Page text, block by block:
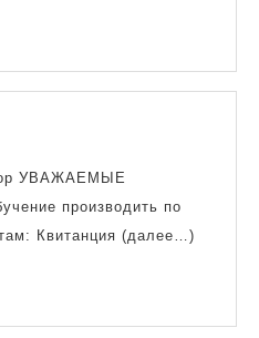
УВАЖАЕМЫЕ
производить по
Квитанция (далее…)